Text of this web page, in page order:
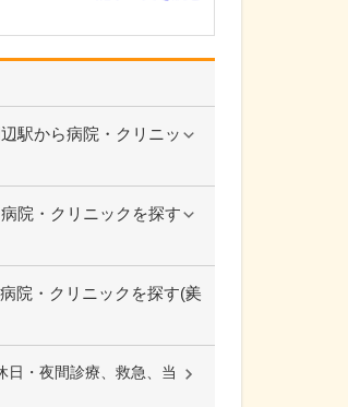
駅から病院・クリニッ
院・クリニックを探す
院・クリニックを探す(美
日・夜間診療、救急、当